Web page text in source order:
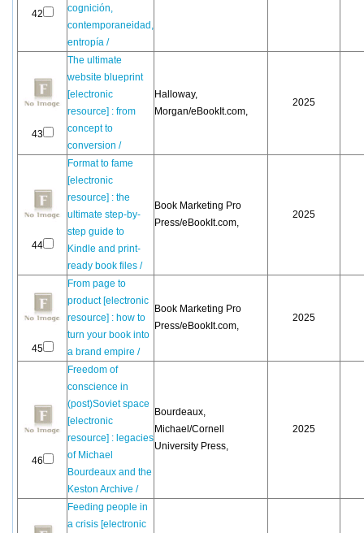
42
cognición,
contemporaneidad,
entropía /
43
The ultimate
website blueprint
[electronic
resource] : from
concept to
conversion /
Halloway,
Morgan/eBookIt.com,
2025
44
Format to fame
[electronic
resource] : the
ultimate step-by-
step guide to
Kindle and print-
ready book files /
Book Marketing Pro
Press/eBookIt.com,
2025
45
From page to
product [electronic
resource] : how to
turn your book into
a brand empire /
Book Marketing Pro
Press/eBookIt.com,
2025
46
Freedom of
conscience in
(post)Soviet space
[electronic
resource] : legacies
of Michael
Bourdeaux and the
Keston Archive /
Bourdeaux,
Michael/Cornell
University Press,
2025
Feeding people in
a crisis [electronic